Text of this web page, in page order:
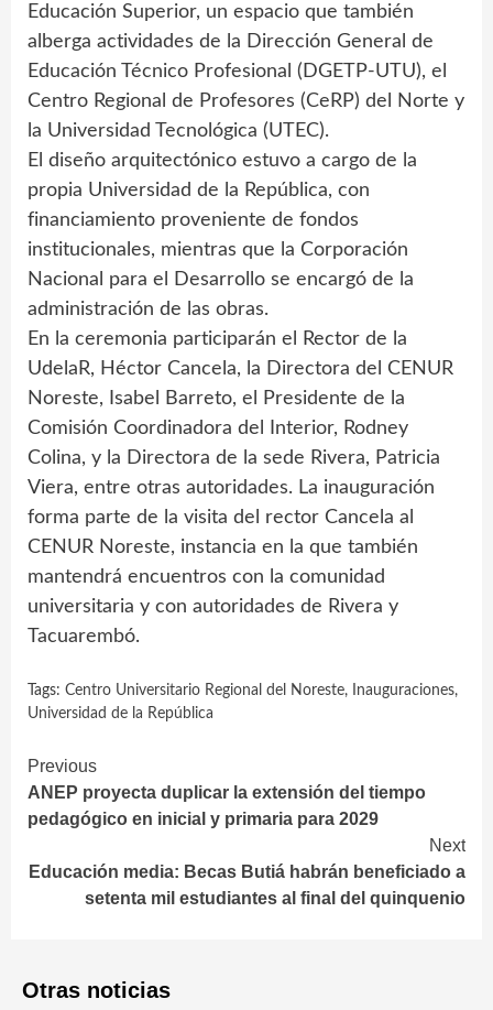
Educación Superior, un espacio que también
alberga actividades de la Dirección General de
Educación Técnico Profesional (DGETP-UTU), el
Centro Regional de Profesores (CeRP) del Norte y
la Universidad Tecnológica (UTEC).
El diseño arquitectónico estuvo a cargo de la
propia Universidad de la República, con
financiamiento proveniente de fondos
institucionales, mientras que la Corporación
Nacional para el Desarrollo se encargó de la
administración de las obras.
En la ceremonia participarán el Rector de la
UdelaR, Héctor Cancela, la Directora del CENUR
Noreste, Isabel Barreto, el Presidente de la
Comisión Coordinadora del Interior, Rodney
Colina, y la Directora de la sede Rivera, Patricia
Viera, entre otras autoridades. La inauguración
forma parte de la visita del rector Cancela al
CENUR Noreste, instancia en la que también
mantendrá encuentros con la comunidad
universitaria y con autoridades de Rivera y
Tacuarembó.
Tags: Centro Universitario Regional del Noreste, Inauguraciones,
Universidad de la República
Continue
Reading
Previous
ANEP proyecta duplicar la extensión del tiempo
pedagógico en inicial y primaria para 2029
Next
Educación media: Becas Butiá habrán beneficiado a
setenta mil estudiantes al final del quinquenio
Otras noticias